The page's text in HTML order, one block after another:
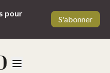
pour
S'abonner